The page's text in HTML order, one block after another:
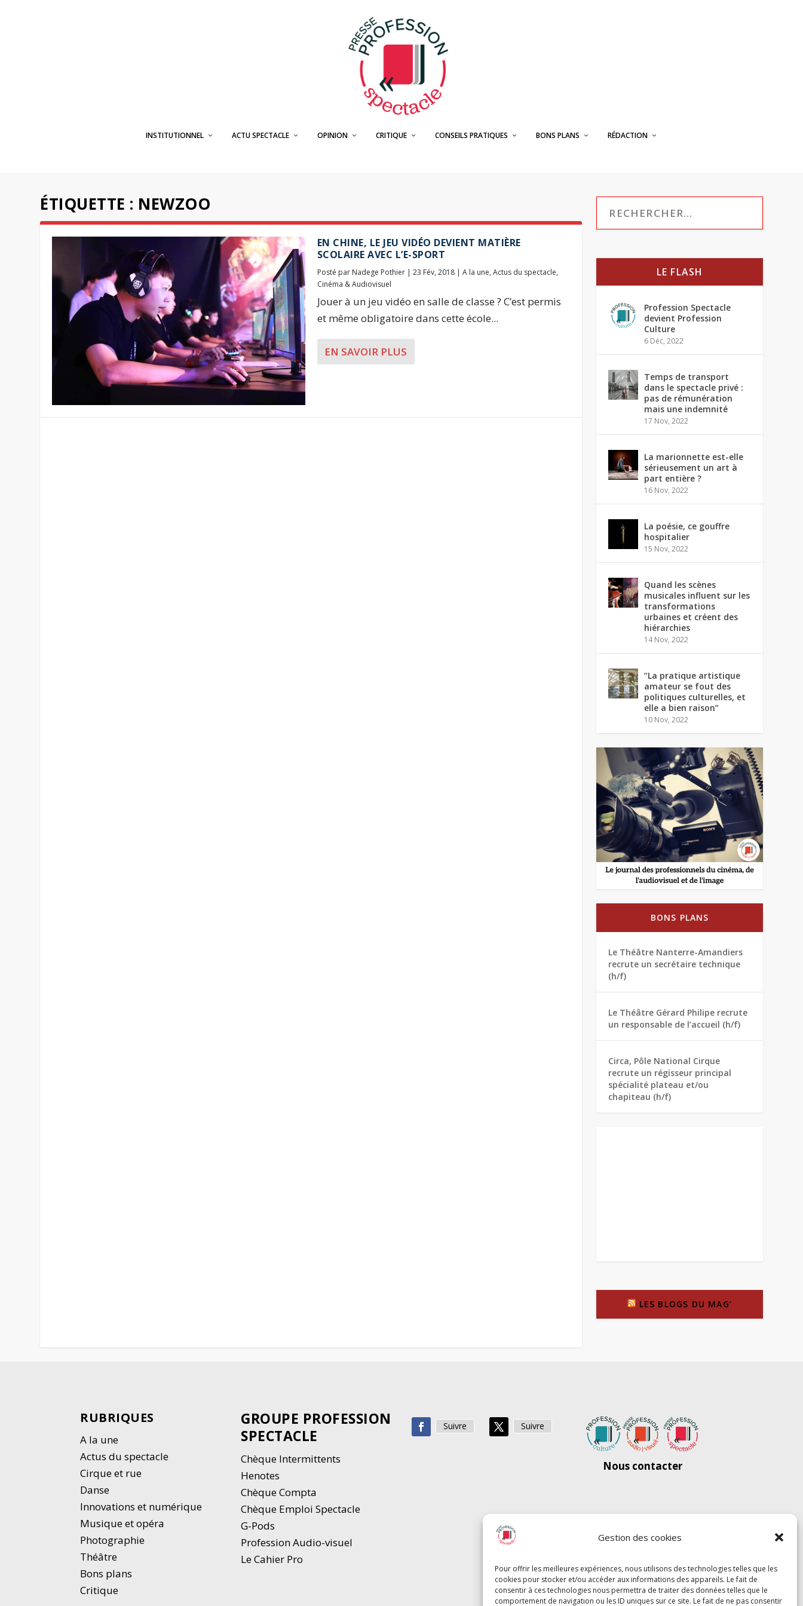
Gestion des cookies
Pour offrir les meilleures expériences, nous utilisons des technologies telles que les
cookies pour stocker et/ou accéder aux informations des appareils. Le fait de
consentir à ces technologies nous permettra de traiter des données telles que le
comportement de navigation ou les ID uniques sur ce site. Le fait de ne pas consentir
INSTITUTIONNEL ACTU SPECTACLE OPINION CRITIQUE CONSEILS PRATIQUES BONS PLANS RÉDACTION
ÉTIQUETTE : NEWZOO
EN CHINE, LE JEU VIDÉO DEVIENT MATIÈRE
SCOLAIRE AVEC L’E-SPORT
Posté par Nadege Pothier| 23 Fév, 2018| A la une, Actus du spectacle,
Cinéma & Audiovisuel
Jouer à un jeu vidéo en salle de classe ? C’est permis
et même obligatoire dans cette école...
EN SAVOIR PLUS
LE FLASH
Profession Spectacle
devient Profession
Culture
6 Déc, 2022
Temps de transport
dans le spectacle privé :
pas de rémunération
mais une indemnité
17 Nov, 2022
La marionnette est-elle
sérieusement un art à
part entière ?
16 Nov, 2022
La poésie, ce gouffre
hospitalier
15 Nov, 2022
Quand les scènes
musicales influent sur les
transformations
urbaines et créent des
hiérarchies
14 Nov, 2022
“La pratique artistique
amateur se fout des
politiques culturelles, et
elle a bien raison”
10 Nov, 2022
BONS PLANS
Le Théâtre Nanterre-Amandiers
recrute un secrétaire technique
(h/f)
Le Théâtre Gérard Philipe recrute
un responsable de l’accueil (h/f)
Circa, Pôle National Cirque
recrute un régisseur principal
spécialité plateau et/ou
chapiteau (h/f)
LES BLOGS DU MAG’
RUBRIQUES
A la une
Actus du spectacle
Cirque et rue
Danse
Innovations et numérique
Musique et opéra
Photographie
Théâtre
Bons plans
Critique
GROUPE PROFESSION
SPECTACLE
Chèque Intermittents
Henotes
Chèque Compta
Chèque Emploi Spectacle
G-Pods
Profession Audio-visuel
Le Cahier Pro
Suivre Suivre
Nous contacter